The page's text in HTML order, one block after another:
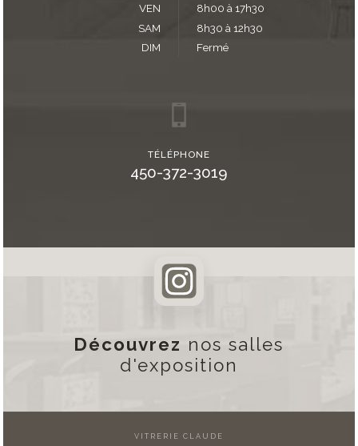
VEN
8h00 à 17h30
SAM
8h30 à 12h30
DIM
Fermé
TÉLÉPHONE
450-372-3019
Découvrez nos salles
d'exposition
VITRERIE CLAUDE